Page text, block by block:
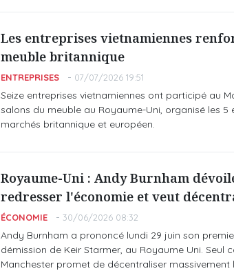
Les entreprises vietnamiennes
meuble britannique
ENTREPRISES 07/07/2026 19:51
Seize entreprises vietnamiennes ont participé au
salons du meuble au Royaume-Uni, organisé les
marchés britannique et européen.
Royaume-Uni : Andy Burnham
redresser l'économie et veut
ÉCONOMIE 30/06/2026 08:32
Andy Burnham a prononcé lundi 29 juin son
démission de Keir Starmer, au Royaume Uni.
Manchester promet de décentraliser